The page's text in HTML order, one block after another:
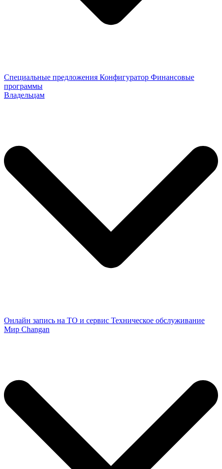
Специальные предложения Конфигуратор Финансовые
программы
Владельцам
Онлайн запись на ТО и сервис Техническое обслуживание
Мир Changan